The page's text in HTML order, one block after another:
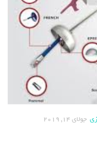
جولای 14, 2019